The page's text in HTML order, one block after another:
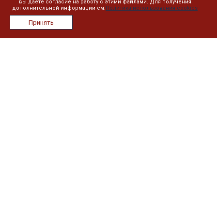
вы даете согласие на работу с этими файлами. Для получения
дополнительной информации см.Политика использования cookies
Принять
О компании
Сотрудники